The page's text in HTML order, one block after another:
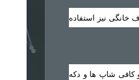
خانگی نیز استفاده
شاپ ها و دکه